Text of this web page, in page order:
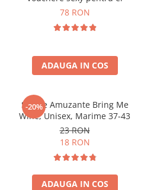
78 RON
ADAUGA IN COS
-20%
Sosete Amuzante Bring Me
Wine, Unisex, Marime 37-43
23 RON
18 RON
ADAUGA IN COS